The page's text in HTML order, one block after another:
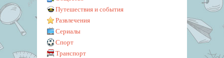
Путешествия и события
Развлечения
Сериалы
Спорт
Транспорт